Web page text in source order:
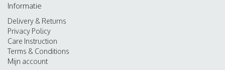
Informatie
Delivery & Returns
Privacy Policy
Care Instruction
Terms & Conditions
Mijn account